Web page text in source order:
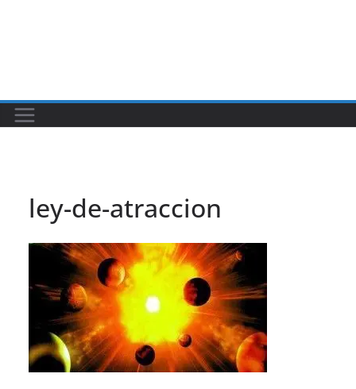
ley-de-atraccion